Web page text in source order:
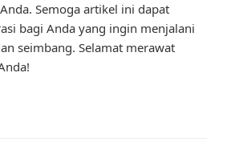
Semoga artikel ini dapat
bagi Anda yang ingin menjalani
seimbang. Selamat merawat